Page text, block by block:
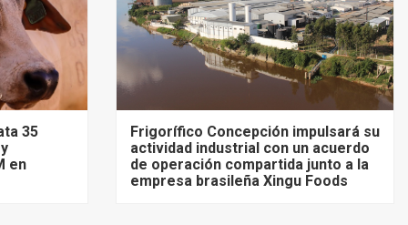
35
en
Frigorífico Concepción impulsará su
actividad industrial con un acuerdo
de operación compartida junto a la
empresa brasileña Xingu Foods